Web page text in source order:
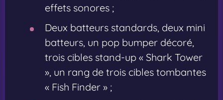
effets sonores ;
Deux batteurs standards, deux mini
batteurs, un pop bumper décoré,
trois cibles stand-up « Shark Tower
», un rang de trois cibles tombantes
« Fish Finder » ;